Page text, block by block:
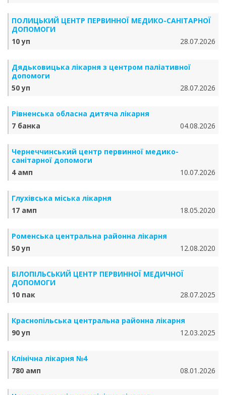
ПОЛИЦЬКИЙ ЦЕНТР ПЕРВИННОЇ МЕДИКО-САНІТАРНОЇ
ДОПОМОГИ
10 уп
28.07.2026
Дядьковицька лікарня з центром паліативної
допомоги
50 уп
28.07.2026
Рівненська обласна дитяча лікарня
7 банка
04.08.2026
Чернеччинський центр первинної медико-
санітарної допомоги
4 амп
10.07.2026
Глухівська міська лікарня
17 амп
18.05.2020
Роменська центральна районна лікарня
50 уп
12.08.2020
БІЛОПІЛЬСЬКИЙ ЦЕНТР ПЕРВИННОЇ МЕДИЧНОЇ
ДОПОМОГИ
10 пак
28.07.2025
Краснопільська центральна районна лікарня
90 уп
12.03.2025
Клінічна лікарня №4
780 амп
08.01.2026